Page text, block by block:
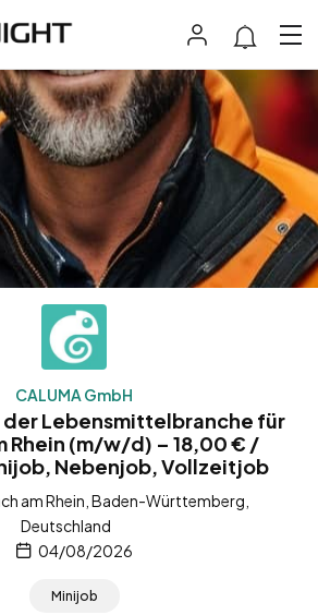
CALUMA GmbH
Lebensmittelbranche für
Rhein (m/w/d) – 18,00 € /
Nebenjob, Vollzeitjob
am Rhein, Baden-Württemberg,
Deutschland
04/08/2026
Minijob